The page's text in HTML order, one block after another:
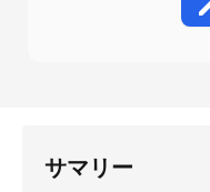
サマリー